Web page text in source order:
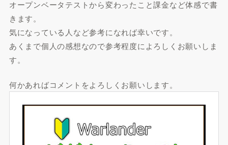
オープンベータテストから変わったこと課金など体感で書
きます。
気になっている人など参考になれば幸いです。
あくまで個人の感想なので参考程度によろしくお願いしま
す。
何かあればコメントをよろしくお願いします。